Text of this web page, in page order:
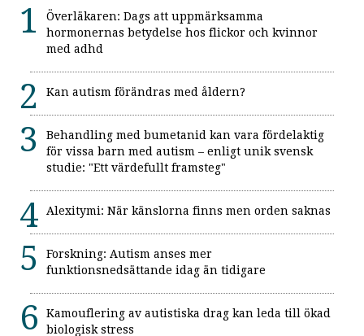
Överläkaren: Dags att uppmärksamma
hormonernas betydelse hos flickor och kvinnor
med adhd
Kan autism förändras med åldern?
Behandling med bumetanid kan vara fördelaktig
för vissa barn med autism – enligt unik svensk
studie: "Ett värdefullt framsteg"
Alexitymi: När känslorna finns men orden saknas
Forskning: Autism anses mer
funktionsnedsättande idag än tidigare
Kamouflering av autistiska drag kan leda till ökad
biologisk stress